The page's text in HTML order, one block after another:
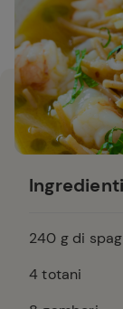
Ingredienti
240 g di
4totani